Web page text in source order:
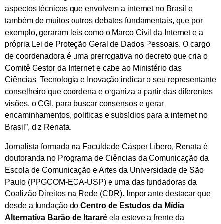
aspectos técnicos que envolvem a internet no Brasil e
também de muitos outros debates fundamentais, que por
exemplo, geraram leis como o Marco Civil da Internet e a
própria Lei de Proteção Geral de Dados Pessoais. O cargo
de coordenadora é uma prerrogativa no decreto que cria o
Comitê Gestor da Internet e cabe ao Ministério das
Ciências, Tecnologia e Inovação indicar o seu representante
conselheiro que coordena e organiza a partir das diferentes
visões, o CGI, para buscar consensos e gerar
encaminhamentos, políticas e subsídios para a internet no
Brasil”, diz Renata.
Jornalista formada na Faculdade Cásper Líbero, Renata é
doutoranda no Programa de Ciências da Comunicação da
Escola de Comunicação e Artes da Universidade de São
Paulo (PPGCOM-ECA-USP) e uma das fundadoras da
Coalizão Direitos na Rede (CDR). Importante destacar que
desde a fundação do Centro de Estudos da Mídia
Alternativa Barão de Itararé ela esteve a frente da